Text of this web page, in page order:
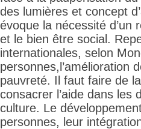
des lumières et concept
évoque la nécessité d’un
et le bien être social.
internationales, selon
personnes,l’amélioration
pauvreté. Il faut faire de
consacrer l’aide dans les
culture. Le
personnes, leur